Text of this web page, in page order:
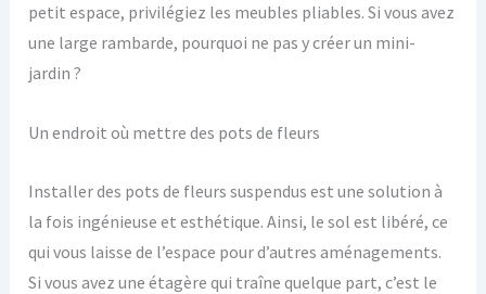
petit espace, privilégiez les meubles pliables. Si vous avez
une large rambarde, pourquoi ne pas y créer un mini-
jardin ?
Un endroit où mettre des pots de fleurs
Installer des pots de fleurs suspendus est une solution à
la fois ingénieuse et esthétique. Ainsi, le sol est libéré, ce
qui vous laisse de l’espace pour d’autres aménagements.
Si vous avez une étagère qui traîne quelque part, c’est le